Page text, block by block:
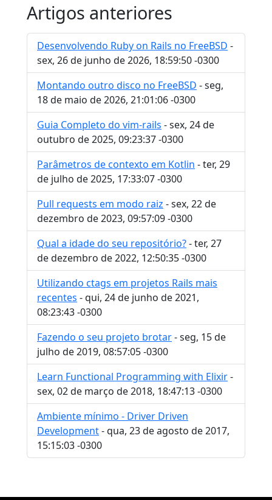
Artigos anteriores
Desenvolvendo Ruby on Rails no FreeBSD -
sex, 26 de junho de 2026, 18:59:50 -0300
Montando outro disco no FreeBSD - seg,
18 de maio de 2026, 21:01:06 -0300
Guia Completo do vim-rails - sex, 24 de
outubro de 2025, 09:23:37 -0300
Parâmetros de contexto em Kotlin - ter, 29
de julho de 2025, 17:33:07 -0300
Pull requests em modo raiz - sex, 22 de
dezembro de 2023, 09:57:09 -0300
Qual a idade do seu repositório?- ter, 27
de dezembro de 2022, 12:50:35 -0300
Utilizando ctags em projetos Rails mais
recentes - qui, 24 de junho de 2021,
08:23:43 -0300
Fazendo o seu projeto brotar- seg, 15 de
julho de 2019, 08:57:05 -0300
Learn Functional Programming with Elixir-
sex, 02 de março de 2018, 18:47:13 -0300
Ambiente mínimo - Driver Driven
Development- qua, 23 de agosto de 2017,
15:15:03 -0300